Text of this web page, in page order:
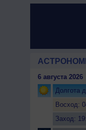
6 августа 2026
Долгота
Восход:
Заход: